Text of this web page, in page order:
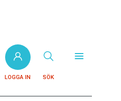
LOGGA IN SÖK